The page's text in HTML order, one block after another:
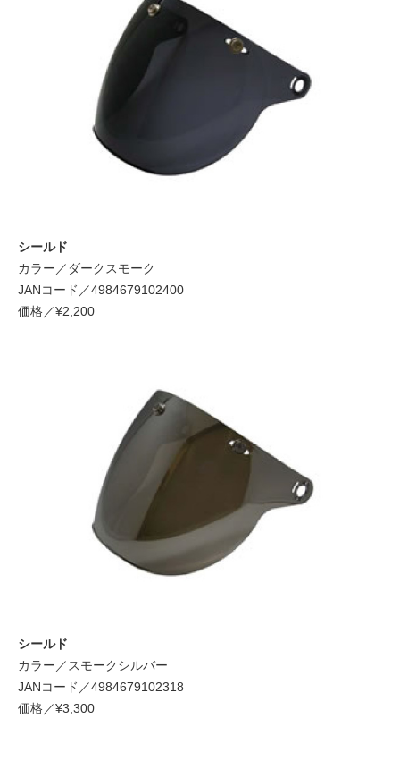
シールド
カラー／ダークスモーク
JANコード／4984679102400
価格／¥2,200
シールド
カラー／スモークシルバー
JANコード／4984679102318
価格／¥3,300